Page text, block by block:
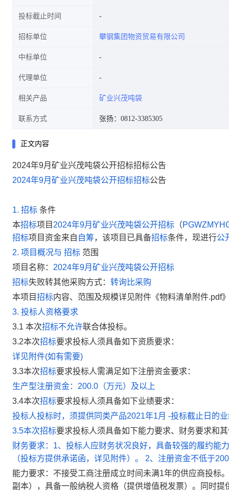
投标截止时间
招标单位 攀钢集团物资贸易有限公司
中标单位
代理单位
相关产品 矿业兴茂吨袋
联系方式 张扬：0812-3385305
正文内容
2024年9月矿业兴茂吨袋公开招标招标公告
2024年9月矿业兴茂吨袋公开招标招标公告
1. 招标 条件
本招标项目 2024年9月矿业兴茂吨袋公开招标 （
招标项目资金来自 自筹，该项目已具备招标条件，现进行公
2. 项目概况与 招标 范围
项目名称： 2024年9月矿业兴茂吨袋公开招标
招标失败转其他采购方式： 转询比采购
本项目招标内容、范围及规模详见附件《物料清单附件.pdf
3. 投标人资格要求
3.1 本次招标不允许联合体投标。
3.2本次招标要求投标人须具备如下资质要求：
详见附件(如有需要)
3.3本次招标要求投标人需满足如下注册资金要求：
生产型注册资金：200.0（万元）及以上
3.4本次招标要求投标人须具备如下业绩要求：
投标人投标时，须提供同类产品2021年1月 -投标截止日的
3.5本次招标要求投标人须具备如下能力要求、财务要求和
财务要求：1、投标人应财务状况良好，具备较强的履约能
（投标方提供承诺函，详见附件）。 2、注册资金不低于
能力要求：不接受工商注册成立时间未满1年的供应商投标
副本），具备一般纳税人资格（提供增值税发票）。同时